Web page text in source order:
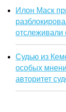
Илон Маск
отслеживали
Судью из
особых
авторитет